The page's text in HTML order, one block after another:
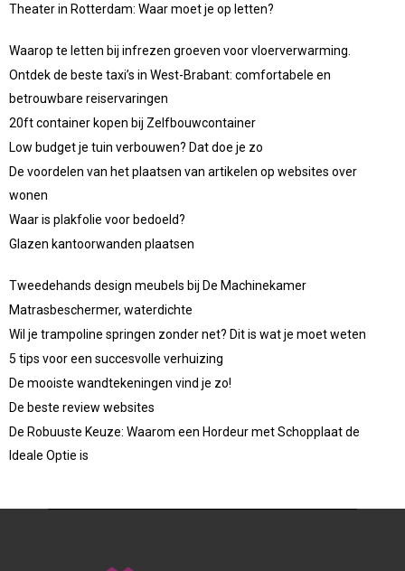
Theater in Rotterdam: Waar moet je op letten?
Waarop te letten bij infrezen groeven voor vloerverwarming.
Ontdek de beste taxi’s in West-Brabant: comfortabele en
betrouwbare reiservaringen
20ft container kopen bij Zelfbouwcontainer
Low budget je tuin verbouwen? Dat doe je zo
De voordelen van het plaatsen van artikelen op websites over
wonen
Waar is plakfolie voor bedoeld?
Glazen kantoorwanden plaatsen
Tweedehands design meubels bij De Machinekamer
Matrasbeschermer, waterdichte
Wil je trampoline springen zonder net? Dit is wat je moet weten
5 tips voor een succesvolle verhuizing
De mooiste wandtekeningen vind je zo!
De beste review websites
De Robuuste Keuze: Waarom een Hordeur met Schopplaat de
Ideale Optie is